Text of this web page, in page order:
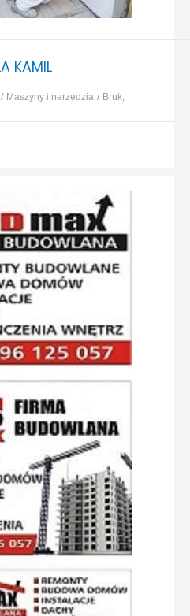
KAMIL
Maszyny i narzędzia
Bruk,
prace ziemne, wykopy